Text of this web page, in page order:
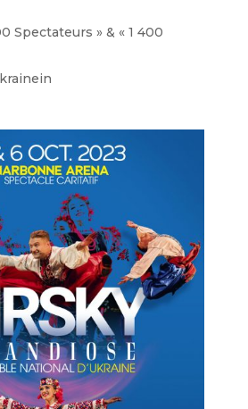
Spectateurs » & « 1 400